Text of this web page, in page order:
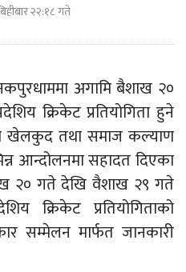
२२:१८ गते
अगामि बैशाख २०
क्रिकेट प्रतियोगिता हुने
खेलकुद तथा समाज कल्याण
आन्दोलनमा सहादत दिएका
२० गते देखि वैशाख २९ गते
क्रिकेट प्रतियोगिताको
सम्मेलन मार्फत जानकारी